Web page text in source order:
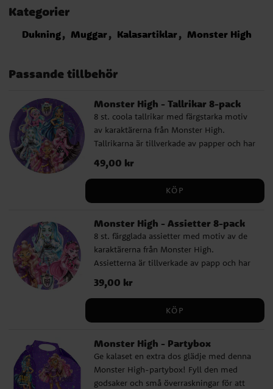
Kategorier
Dukning Muggar Kalasartiklar Monster High
Passande tillbehör
Monster High - Tallrikar 8-pack
8 st. coola tallrikar med färgstarka motiv
av karaktärerna från Monster High.
Tallrikarna är tillverkade av papper och har
en diameter på ca 23 cm.
Pris :49,00 kr
49,00 kr
KÖP
Monster High - Assietter 8-pack
8 st. färgglada assietter med motiv av de
karaktärerna från Monster High.
Assietterna är tillverkade av papp och har
en diameter på ca 18 cm.
Pris:39,00 kr
39,00 kr
KÖP
Monster High - Partybox
Ge kalaset en extra dos glädje med denna
Monster High-partybox! Fyll den med
godsaker och små överraskningar för att